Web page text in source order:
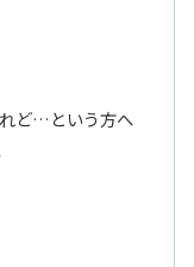
ど…という方へ